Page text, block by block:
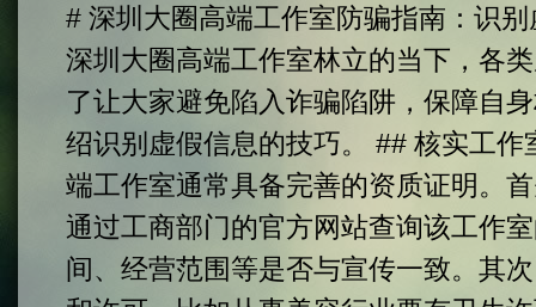
# 深圳大圈高端工作室防骗指南：识
深圳大圈高端工作室林立的当下，各
了让大家避免陷入诈骗陷阱，保障自
绍识别虚假信息的技巧。 ## 核实工
端工作室通常具备完善的资质证明。
通过工商部门的官方网站查询该工作
间、经营范围等是否与宣传一致。其